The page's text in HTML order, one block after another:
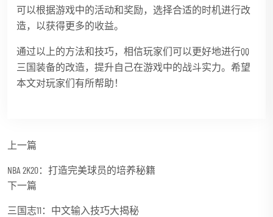
可以根据游戏中的活动和奖励，选择合适的时机进行改
造，以获得更多的收益。
通过以上的方法和技巧，相信玩家们可以更好地进行QQ
三国装备的改造，提升自己在游戏中的战斗实力。希望
本文对玩家们有所帮助！
上一篇
NBA 2K20：打造完美球员的培养秘籍
下一篇
三国志11：中文输入技巧大揭秘